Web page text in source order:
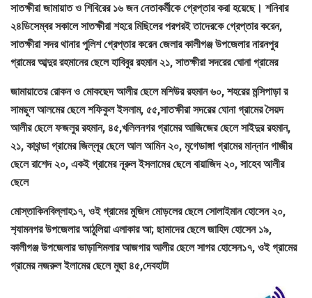
সাতক্ষীরা জামায়াত ও শিবিরের ১৬ জন নেতাকর্মীকে গ্রেপ্তার করা হয়েছে। শনিবার
২৪ডিসেম্বর সকালে সাতক্ষীরা শহরে মিছিলের পরপরই তাদেরকে গ্রেপ্তার করেন,
সাতক্ষীরা সদর থানার পুলিশ গ্রেপ্তার করেন জেলার কালীগঞ্জ উপজেলার নারনপুর
গ্রামের আব্দুর রহমানের ছেলে হাবিবুর রহমান ২১, সাতক্ষীরা সদরের ঘোনা গ্রামের
জামায়াতের রোকন ও মোকছেদ আলীর ছেলে মশিউর রহমান ৬০, শহরের মন্সিপাড়া র
সামছুল আলমের ছেলে শফিকুল ইসলাম, ৫৫,সাতক্ষীরা সদরের ঘোনা গ্রামের সৈয়দ
আলীর ছেলে ফজলুর রহমান, ৪৫,খলিলনগর গ্রামের আজিজের ছেলে সাইদুর রহমান,
২১, কাথন্ডা গ্রামের জিল্লূর ছেলে আল আমিন ২০, মৃগেডাঙ্গা গ্রামের মান্নান গাজীর
ছেলে রাশেদ ২০, একই গ্রামের নূরুল ইসলামের ছেলে বায়াজিদ ২০, সাহেব আলীর
ছেলে
মোস্তাকিনবিল্লাহ১৭, ওই গ্রামের মুজিদ মোড়লের ছেলে সোলাইমান হোসেন ২০,
শ‍্যামনগর উপজেলার আঠুলিয়া এলাকার আ; ছামাদের ছেলে জাহিদ হোসেন ১৯,
কালীগঞ্জ উপজেলার ভাড়াশিমলার আজগার আলীর ছেলে সাগর হোসেন১৭, ওই গ্রামের
গ্রামের নজরুল ইলামের ছেলে মুছা ৪৫,দেবহাটা